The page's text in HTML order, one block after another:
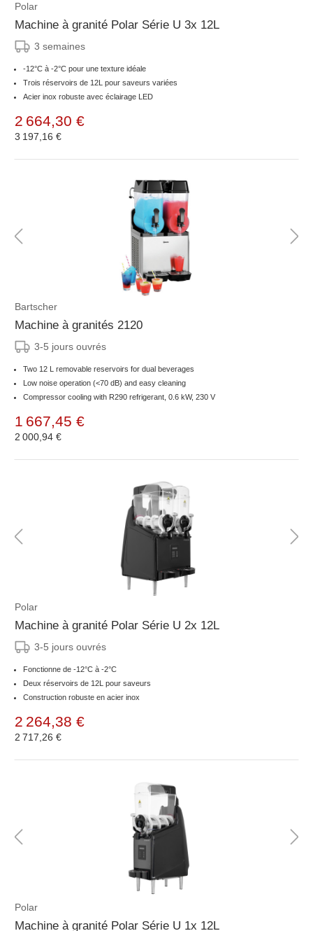
Polar
Machine à granité Polar Série U 3x 12L
3 semaines
-12°C à -2°C pour une texture idéale
Trois réservoirs de 12L pour saveurs variées
Acier inox robuste avec éclairage LED
2 664,30 €
3 197,16 €
Bartscher
Machine à granités 2120
3-5 jours ouvrés
Two 12 L removable reservoirs for dual beverages
Low noise operation (<70 dB) and easy cleaning
Compressor cooling with R290 refrigerant, 0.6 kW, 230 V
1 667,45 €
2 000,94 €
Polar
Machine à granité Polar Série U 2x 12L
3-5 jours ouvrés
Fonctionne de -12°C à -2°C
Deux réservoirs de 12L pour saveurs
Construction robuste en acier inox
2 264,38 €
2 717,26 €
Polar
Machine à granité Polar Série U 1x 12L